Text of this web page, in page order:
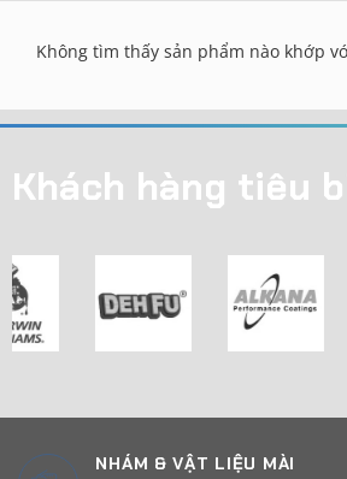
Không tìm thấy sản phẩm nào khớp
Khách hàng tiêu
NHÁM & VẬT LIỆU MÀI